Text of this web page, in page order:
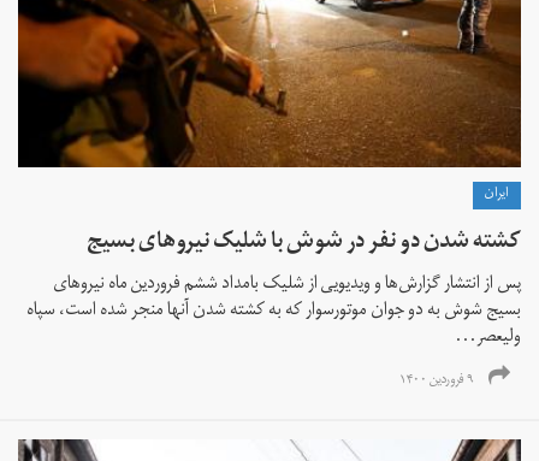
ايران
کشته شدن دو نفر در شوش با شلیک نیروهای بسیج
پس از انتشار گزارش‌ها و ویدیویی از شلیک بامداد ششم فروردین ماه نیروهای
بسیج شوش به دو جوان موتورسوار که به کشته شدن آنها منجر شده است، سپاه
ولیعصر...
۹ فروردین ۱۴۰۰